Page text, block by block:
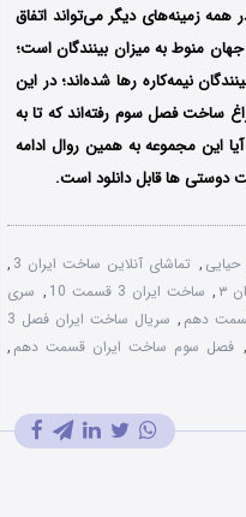
همه زمینه‌های دیگر می‌تواند اتفاق
منوط به میزان بینندگان است؛
نیمه‌کاره رها شده‌اند؛ در این
ساخت فصل سوم رفته‌اند که تا به
این مجموعه به همین روال ادامه
دوستی ها قابل دانلود است.
حیایی , تماشای آنلاین ساخت ایران 3
,
, ساخت ایران 3 قسمت 10 , سری
,
سریال ساخت ایران فصل 3
, فصل سوم ساخت ایران قسمت دهم ,